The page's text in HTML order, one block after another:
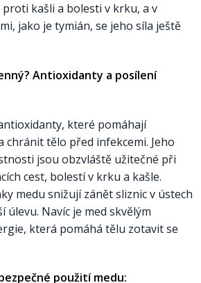
kašli a bolesti v krku, a v
jako je tymián, se jeho síla ještě
Antioxidanty a posílení
které pomáhají
chránit tělo před infekcemi. Jeho
jsou obzvláště užitečné při
cest, bolestí v krku a kašle.
medu snižují zánět sliznic v ústech
úlevu. Navíc je med skvělým
která pomáhá tělu zotavit se
použití medu: